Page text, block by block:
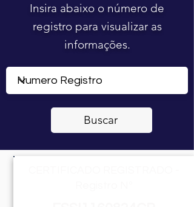
Insira abaixo o número de
registro para visualizar as
informações.
Buscar